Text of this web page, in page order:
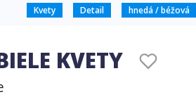
Kvety Detail hnedá / béžová
KVETY